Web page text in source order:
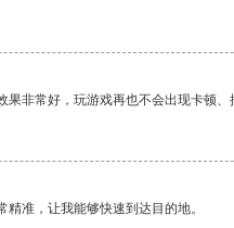
果非常好，玩游戏再也不会出现卡顿
准，让我能够快速到达目的地。